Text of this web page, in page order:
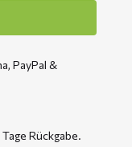
PayPal &
Rückgabe.